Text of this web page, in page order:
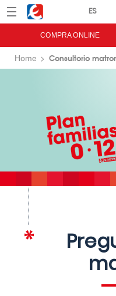
Menú Eroski
COMPRA ONLINE
Home Consultorio